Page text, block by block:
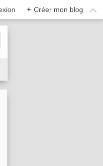
+ Créer mon blog